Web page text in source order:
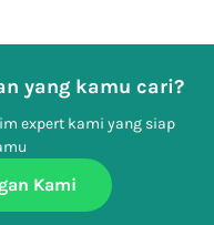
yang kamu cari?
expert kami yang siap
Kami